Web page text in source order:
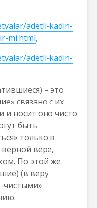
adetli-kadin-
mi.html,
adetli-kadin-
– это
связано с их
и носит оно чисто
быть
только в
верной вере,
По этой же
(в веру
чистыми»